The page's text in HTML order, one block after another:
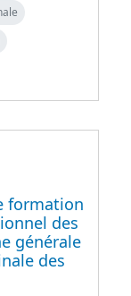
formation
des
générale
des